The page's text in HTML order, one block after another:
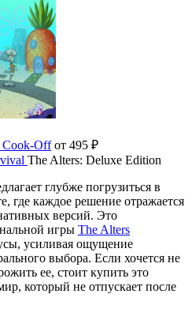
Cook-Offот 495 ₽
The Alters: Deluxe Edition
глубже погрузиться в
где каждое решение отражается
версий. Это
игры The Alters
усиливая ощущение
выбора. Если хочется не
ее, стоит купить это
который не отпускает после